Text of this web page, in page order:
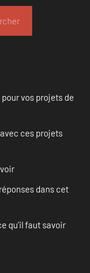
vos projets de
ces projets
dans cet
qu’il faut savoir